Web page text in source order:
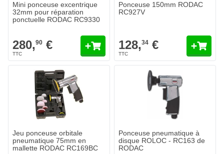
Mini ponceuse excentrique
32mm pour réparation
ponctuelle RODAC RC9330
280,90 €
Ponceuse 150mm RODAC
RC927V
128,34 €
Jeu ponceuse orbitale
pneumatique 75mm en
mallette RODAC RC169BC
Ponceuse pneumatique à
disque ROLOC - RC163 de
RODAC